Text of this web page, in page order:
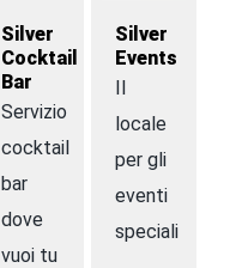
Silver
Cocktail
Bar
Servizio
cocktail
bar
dove
vuoi tu
Silver
Events
Il
locale
per gli
eventi
speciali